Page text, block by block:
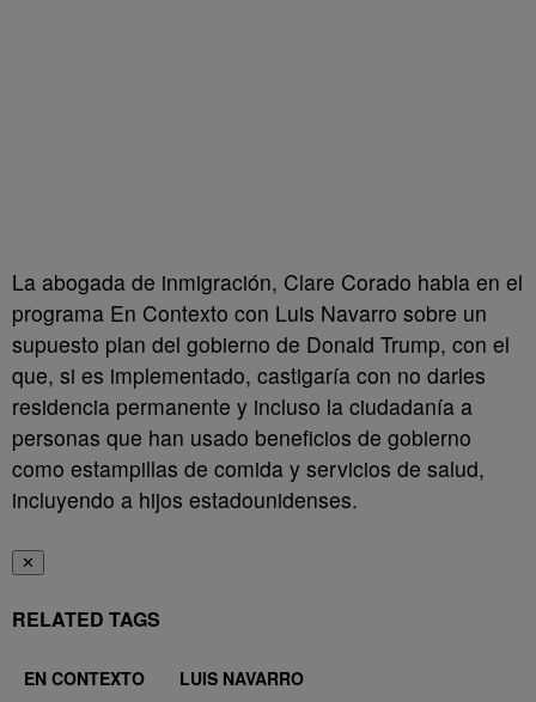
La abogada de inmigración, Clare Corado habla en el
programa En Contexto con Luis Navarro sobre un
supuesto plan del gobierno de Donald Trump, con el
que, si es implementado, castigaría con no darles
residencia permanente y incluso la ciudadanía a
personas que han usado beneficios de gobierno
como estampillas de comida y servicios de salud,
incluyendo a hijos estadounidenses.
✕
RELATED TAGS
EN CONTEXTO LUIS NAVARRO